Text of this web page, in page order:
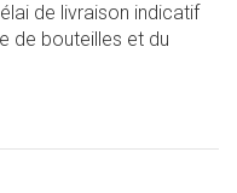
de livraison indicatif
de bouteilles et du